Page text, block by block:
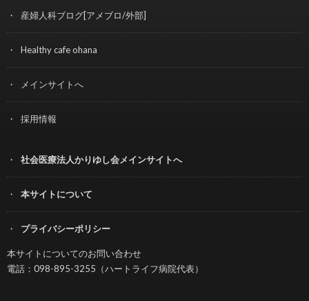
産婦人科ブログ[アメブロ/外部]
Healthy cafe ohana
メインサイトへ
採用情報
社会医療法人かりゆし会メインサイトへ
本サイトについて
プライバシーポリシー
本サイトについてのお問い合わせ
電話：098-895-3255（ハートライフ病院代表）